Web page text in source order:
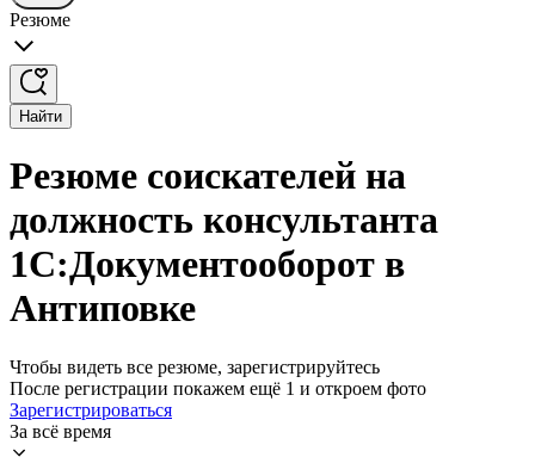
Резюме
Найти
Резюме соискателей на
должность консультанта
1С:Документооборот в
Антиповке
Чтобы видеть все резюме, зарегистрируйтесь
После регистрации покажем ещё 1 и откроем фото
Зарегистрироваться
За всё время